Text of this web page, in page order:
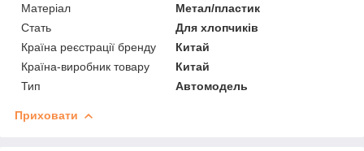
Матеріал
Метал/пластик
Стать
Для хлопчиків
Країна реєстрації бренду
Китай
Країна-виробник товару
Китай
Тип
Автомодель
Приховати